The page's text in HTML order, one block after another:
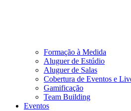
Formação à Medida
Aluguer de Estúdio
Aluguer de Salas
Cobertura de Eventos e
Gamificação
Team Building
Eventos